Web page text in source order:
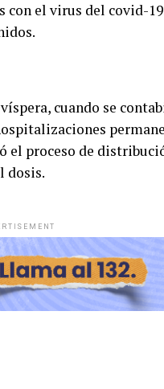
el virus del covid-
cuando se
el proceso de
dosis.